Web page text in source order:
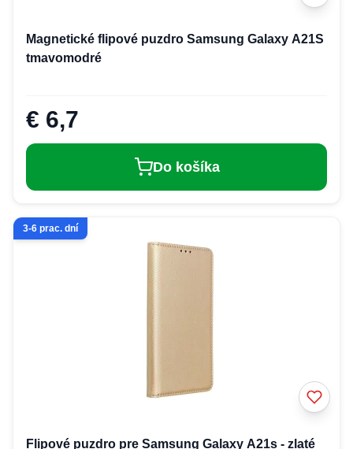
Magnetické flipové puzdro Samsung Galaxy A21S
tmavomodré
€ 6,7
Do košíka
3-6 prac. dní
Flipové puzdro pre Samsung Galaxy A21s - zlaté